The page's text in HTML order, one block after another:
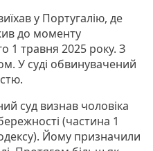
у Португалію, де
до моменту
1 травня 2025 року. З
У суді обвинувачений
суд визнав чоловіка
(частина 1
Йому призначили